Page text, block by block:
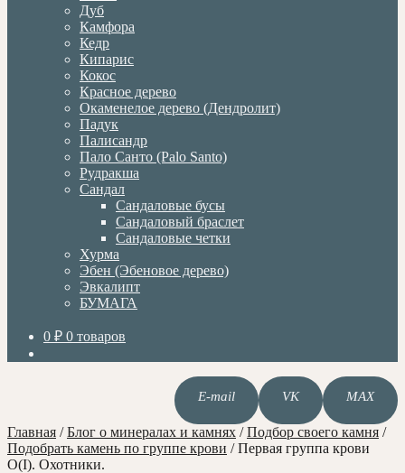
Дуб
Камфора
Кедр
Кипарис
Кокос
Красное дерево
Окаменелое дерево (Дендролит)
Падук
Палисандр
Пало Санто (Palo Santo)
Рудракша
Сандал
Сандаловые бусы
Сандаловый браслет
Сандаловые четки
Хурма
Эбен (Эбеновое дерево)
Эвкалипт
БУМАГА
0 ₽ 0 товаров
E-mail VK MAX
Главная /Блог о минералах и камнях /Подбор своего камня /
Подобрать камень по группе крови /Первая группа крови
О(I). Охотники.